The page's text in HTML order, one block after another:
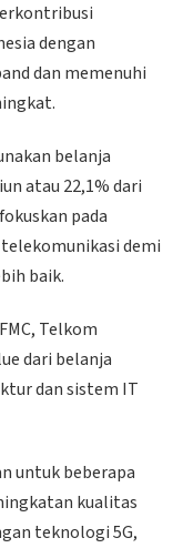
dengan
dan memenuhi
belanja
atau 22,1% dari
pada
demi
baik.
Telkom
dari belanja
dan sistem IT
untuk beberapa
kualitas
teknologi 5G,